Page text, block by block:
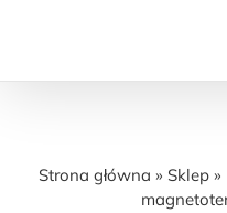
Strona główna » Sklep»